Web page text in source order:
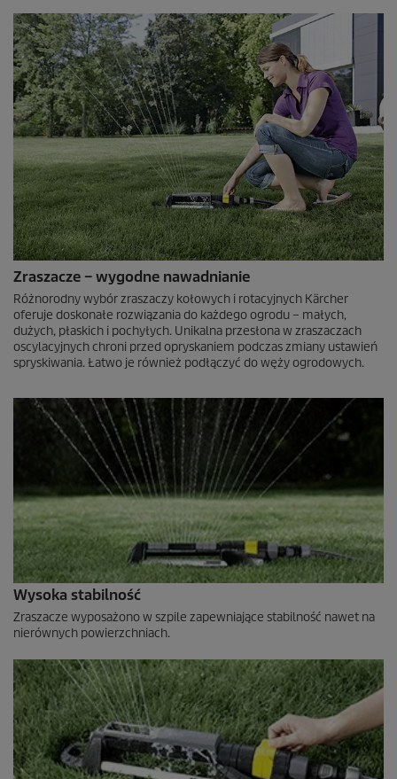
Zraszacze – wygodne nawadnianie
Różnorodny wybór zraszaczy kołowych i rotacyjnych Kärcher
oferuje doskonałe rozwiązania do każdego ogrodu – małych,
dużych, płaskich i pochyłych. Unikalna przesłona w zraszaczach
oscylacyjnych chroni przed opryskaniem podczas zmiany ustawień
spryskiwania. Łatwo je również podłączyć do węży ogrodowych.
Wysoka stabilność
Zraszacze wyposażono w szpile zapewniające stabilność nawet na
nierównych powierzchniach.